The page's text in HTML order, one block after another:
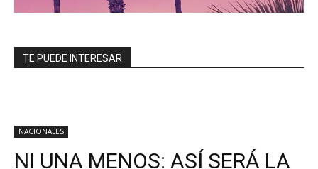
TE PUEDE INTERESAR